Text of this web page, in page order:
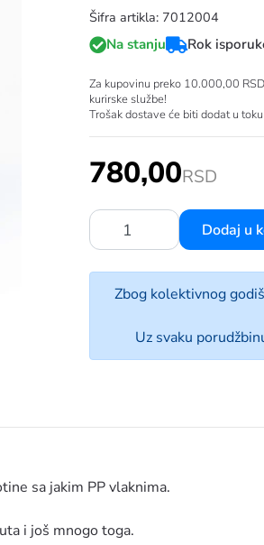
Šifra artikla: 7012004
Na stanju
Rok
Za kupovinu preko 10.000,00
kurirske službe!
Trošak dostave će biti dodat u
780,00RSD
Količina: Dodaj u
Zbog kolektivnog
Uz svaku
ZA GUME
sa jakim PP vlaknima.
i još mnogo toga.